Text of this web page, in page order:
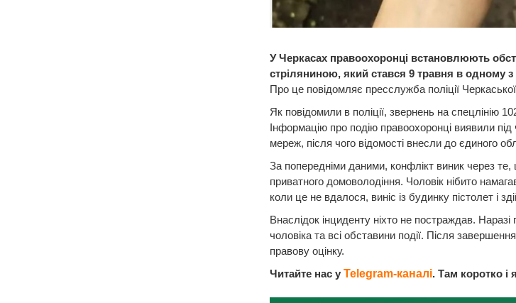
У Черкасах правоохоронці встановлюють
стріляниною, який стався 9 травня в одному з
Про це повідомляє пресслужба поліції
Як повідомили в поліції, звернень на спецлінію
Інформацію про подію правоохоронці виявили під
мереж, після чого відомості внесли до єдиного
За попередніми даними, конфлікт виник через те,
приватного домоволодіння. Чоловік нібито
коли це не вдалося, виніс із будинку пістолет і
Внаслідок інциденту ніхто не постраждав.
чоловіка та всі обставини події. Після
правову оцінку.
Читайте нас у Telegram-каналі. Там коротко і